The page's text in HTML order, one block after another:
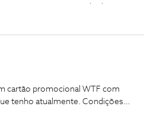
caso não seja ressarcido dos custos
cartão promocional WTF com
tenho atualmente. Condições
agora não estou certa o